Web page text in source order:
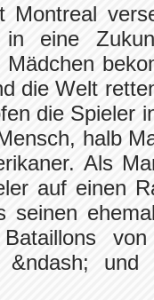
Montreal
eine
die Welt
die Spieler
halb
Als
auf einen
von
&ndash;